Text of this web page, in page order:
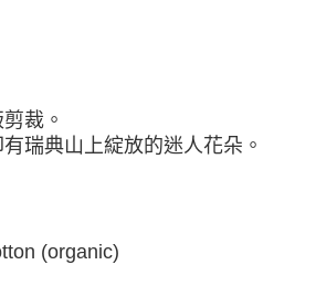
含以上)免運費
裁。
瑞典山上綻放的迷人花朵。
(organic)